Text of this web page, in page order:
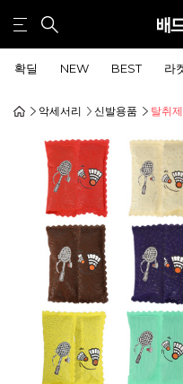
확딜 NEW BEST 라
악세서리 신발용품 탈취제